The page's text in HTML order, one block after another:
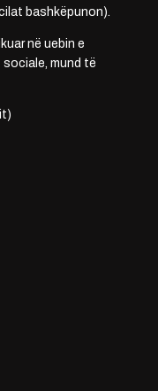
bashkëpunon).
në uebin e
mund të